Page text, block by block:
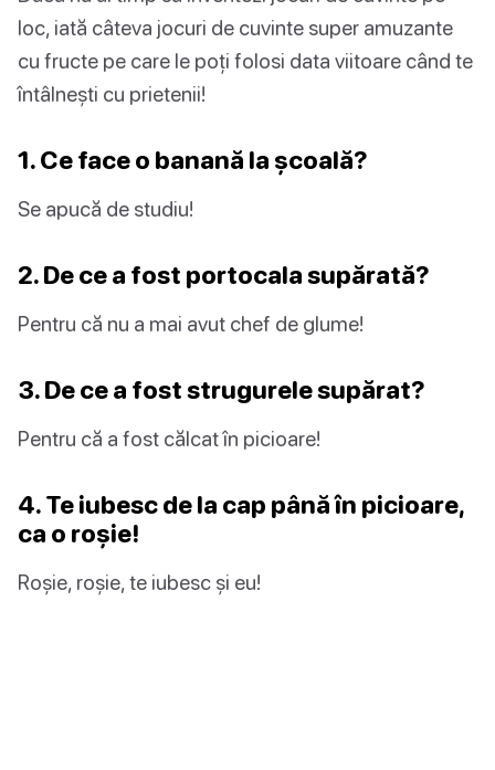
loc, iată câteva jocuri de cuvinte super amuzante
cu fructe pe care le poți folosi data viitoare când te
întâlnești cu prietenii!
1. Ce face o banană la școală?
Se apucă de studiu!
2. De ce a fost portocala supărată?
Pentru că nu a mai avut chef de glume!
3. De ce a fost strugurele supărat?
Pentru că a fost călcat în picioare!
4. Te iubesc de la cap până în picioare,
ca o roșie!
Roșie, roșie, te iubesc și eu!